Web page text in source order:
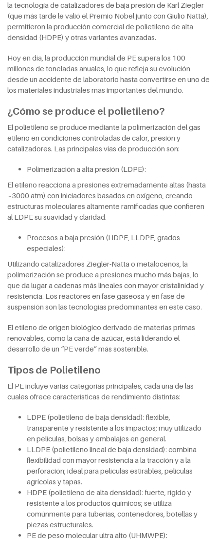
la tecnología de catalizadores de baja presión de Karl Ziegler
(que más tarde le valió el Premio Nobel junto con Giulio Natta),
permitieron la producción comercial de polietileno de alta
densidad (HDPE) y otras variantes avanzadas.
Hoy en día, la producción mundial de PE supera los 100
millones de toneladas anuales, lo que refleja su evolución
desde un accidente de laboratorio hasta convertirse en uno de
los materiales industriales más importantes del mundo.
¿Cómo se produce el polietileno?
El polietileno se produce mediante la polimerización del gas
etileno en condiciones controladas de calor, presión y
catalizadores. Las principales vías de producción son:
Polimerización a alta presión (LDPE):
El etileno reacciona a presiones extremadamente altas (hasta
~3000 atm) con iniciadores basados en oxígeno, creando
estructuras moleculares altamente ramificadas que confieren
al LDPE su suavidad y claridad.
Procesos a baja presión (HDPE, LLDPE, grados
especiales):
Utilizando catalizadores Ziegler-Natta o metalocenos, la
polimerización se produce a presiones mucho más bajas, lo
que da lugar a cadenas más lineales con mayor cristalinidad y
resistencia. Los reactores en fase gaseosa y en fase de
suspensión son las tecnologías predominantes en este caso.
El etileno de origen biológico derivado de materias primas
renovables, como la caña de azúcar, está liderando el
desarrollo de un “PE verde” más sostenible.
Tipos de Polietileno
El PE incluye varias categorías principales, cada una de las
cuales ofrece características de rendimiento distintas:
LDPE (polietileno de baja densidad): flexible,
transparente y resistente a los impactos; muy utilizado
en películas, bolsas y embalajes en general.
LLDPE (polietileno lineal de baja densidad): combina
flexibilidad con mayor resistencia a la tracción y a la
perforación; ideal para películas estirables, películas
agrícolas y tapas.
HDPE (polietileno de alta densidad): fuerte, rígido y
resistente a los productos químicos; se utiliza
comúnmente para tuberías, contenedores, botellas y
piezas estructurales.
PE de peso molecular ultra alto (UHMWPE):